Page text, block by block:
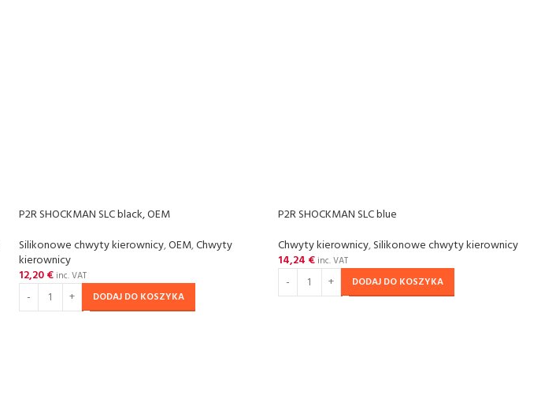
P2R SHOCKMAN SLC black, OEM
Silikonowe chwyty kierownicy,OEM,Chwyty
kierownicy
12,20€inc. VAT
DODAJ DO KOSZYKA
P2R SHOCKMAN SLC blue
Chwyty kierownicy,Silikonowe chwyty kierownicy
14,24 €inc. VAT
DODAJ DO KOSZYKA